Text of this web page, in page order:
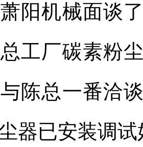
阳机械面谈
工厂碳素粉
陈总一番洽
器已安装调